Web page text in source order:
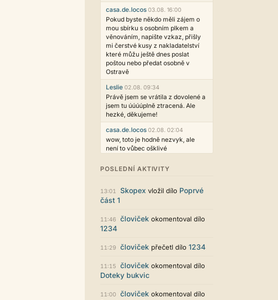
casa.de.locos 03.08. 16:00
Pokud byste někdo měli zájem o
mou sbírku s osobním plkem a
věnováním, napište vzkaz, přišly
mi čerstvé kusy z nakladatelství
které můžu ještě dnes poslat
poštou nebo předat osobně v
Ostravě
Leslie 02.08. 09:34
Právě jsem se vrátila z dovolené a
jsem tu úúúúplně ztracená. Ale
hezké, děkujeme!
casa.de.locos 02.08. 02:04
wow, toto je hodně nezvyk, ale
není to vůbec ošklivé
Jarda468
Už i počet přečtení jde vidět,
myslím také už v pořádku,
perfektní práce :)
Singularis
30.07. 06:19
Líbí se mi tmavá varianta nového
vzhledu. Na některých místech
jsou sice mezi prvky příliš velké
mezery, ale když mě to bude štvát,
stylem... Celkově je styl dobře
funkční a příjemný. Podvedl se.
puero 29.07. 11:53
POSLEDNÍ AKTIVITY
13:01 Skopex vložil dílo Poprvé
část 1
11:46 človiček okomentoval dílo
1234
11:29 človiček přečetl dílo 1234
11:15 človiček okomentoval dílo
Doteky bukvic
11:00 človiček okomentoval dílo